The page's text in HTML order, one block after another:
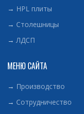
→ HPL плиты
→ Столешницы
→ ЛДСП
МЕНЮ САЙТА
→ Производство
→ Сотрудничество